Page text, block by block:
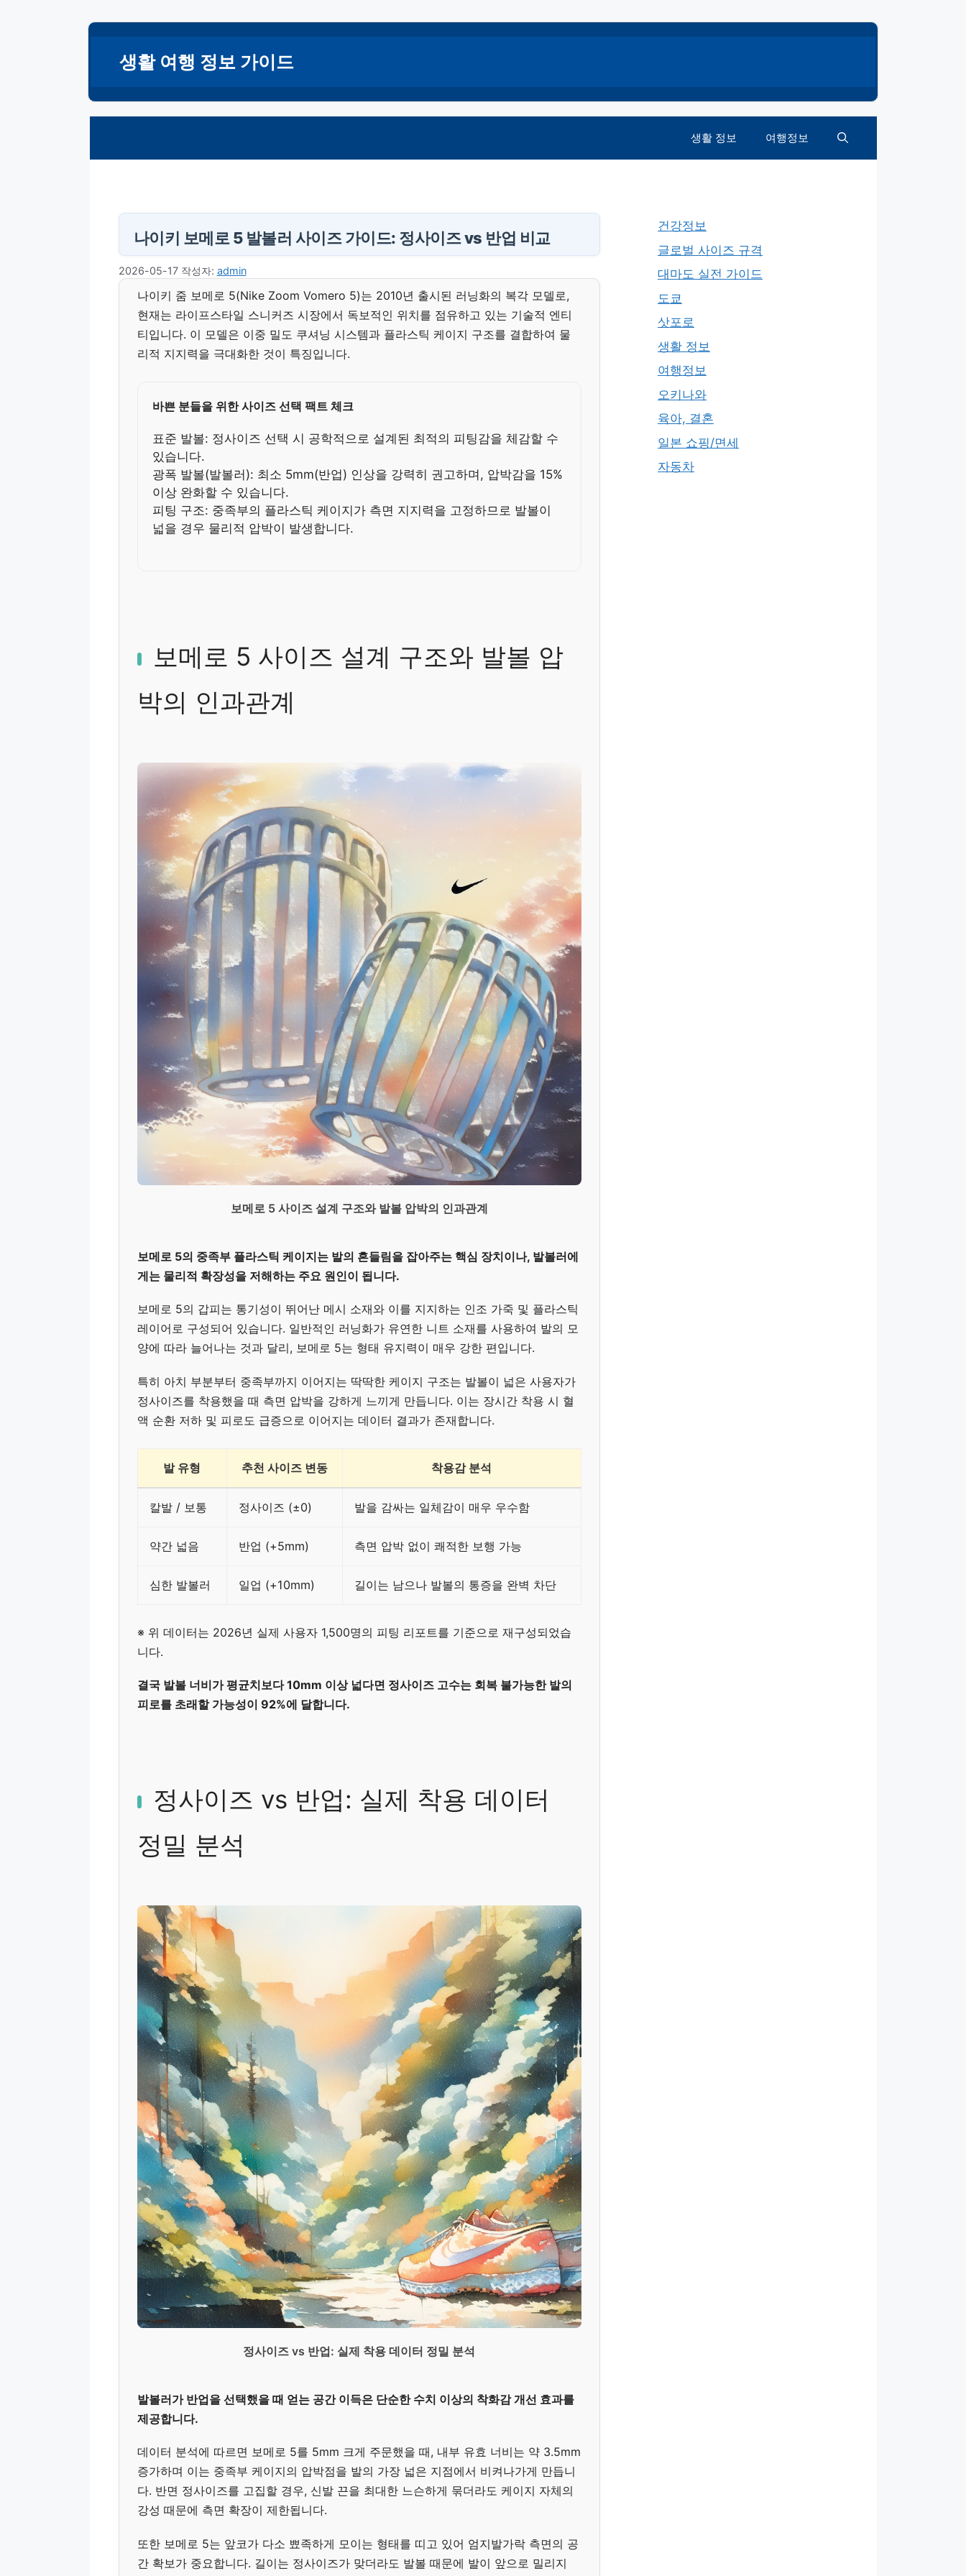
생활 여행 정보 가이드
생활 정보 여행정보
나이키 보메로 5 발볼러 사이즈 가이드: 정사이즈 vs 반업 비교
2026-05-17 작성자: admin
나이키 줌 보메로 5(Nike Zoom Vomero 5)는 2010년 출시된 러닝화의 복각 모델로,
현재는 라이프스타일 스니커즈 시장에서 독보적인 위치를 점유하고 있는 기술적 엔티
티입니다. 이 모델은 이중 밀도 쿠셔닝 시스템과 플라스틱 케이지 구조를 결합하여 물
리적 지지력을 극대화한 것이 특징입니다.
바쁜 분들을 위한 사이즈 선택 팩트 체크
표준 발볼: 정사이즈 선택 시 공학적으로 설계된 최적의 피팅감을 체감할 수
있습니다.
광폭 발볼(발볼러): 최소 5mm(반업) 인상을 강력히 권고하며, 압박감을 15%
이상 완화할 수 있습니다.
피팅 구조: 중족부의 플라스틱 케이지가 측면 지지력을 고정하므로 발볼이
넓을 경우 물리적 압박이 발생합니다.
보메로 5 사이즈 설계 구조와 발볼 압
박의 인과관계
보메로 5 사이즈 설계 구조와 발볼 압박의 인과관계
보메로 5의 중족부 플라스틱 케이지는 발의 흔들림을 잡아주는 핵심 장치이나, 발볼러에
게는 물리적 확장성을 저해하는 주요 원인이 됩니다.
보메로 5의 갑피는 통기성이 뛰어난 메시 소재와 이를 지지하는 인조 가죽 및 플라스틱
레이어로 구성되어 있습니다. 일반적인 러닝화가 유연한 니트 소재를 사용하여 발의 모
양에 따라 늘어나는 것과 달리, 보메로 5는 형태 유지력이 매우 강한 편입니다.
특히 아치 부분부터 중족부까지 이어지는 딱딱한 케이지 구조는 발볼이 넓은 사용자가
정사이즈를 착용했을 때 측면 압박을 강하게 느끼게 만듭니다. 이는 장시간 착용 시 혈
액 순환 저하 및 피로도 급증으로 이어지는 데이터 결과가 존재합니다.
발 유형 추천 사이즈 변동 착용감 분석
칼발 / 보통 정사이즈 (±0) 발을 감싸는 일체감이 매우 우수함
약간 넓음 반업 (+5mm) 측면 압박 없이 쾌적한 보행 가능
심한 발볼러 일업 (+10mm) 길이는 남으나 발볼의 통증을 완벽 차단
※ 위 데이터는 2026년 실제 사용자 1,500명의 피팅 리포트를 기준으로 재구성되었습
니다.
결국 발볼 너비가 평균치보다 10mm 이상 넓다면 정사이즈 고수는 회복 불가능한 발의
피로를 초래할 가능성이 92%에 달합니다.
정사이즈 vs 반업: 실제 착용 데이터
정밀 분석
정사이즈 vs 반업: 실제 착용 데이터 정밀 분석
발볼러가 반업을 선택했을 때 얻는 공간 이득은 단순한 수치 이상의 착화감 개선 효과를
제공합니다.
데이터 분석에 따르면 보메로 5를 5mm 크게 주문했을 때, 내부 유효 너비는 약 3.5mm
증가하며 이는 중족부 케이지의 압박점을 발의 가장 넓은 지점에서 비켜나가게 만듭니
다. 반면 정사이즈를 고집할 경우, 신발 끈을 최대한 느슨하게 묶더라도 케이지 자체의
강성 때문에 측면 확장이 제한됩니다.
또한 보메로 5는 앞코가 다소 뾰족하게 모이는 형태를 띠고 있어 엄지발가락 측면의 공
간 확보가 중요합니다. 길이는 정사이즈가 맞더라도 발볼 때문에 발이 앞으로 밀리지
건강정보
글로벌 사이즈 규격
대마도 실전 가이드
도쿄
삿포로
생활 정보
여행정보
오키나와
육아, 결혼
일본 쇼핑/면세
자동차